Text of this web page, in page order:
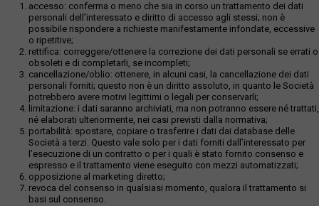
accesso: conferma o meno che sia in corso un trattamento dei dati
personali dell’interessato e diritto di accesso agli stessi; non è
possibile rispondere a richieste manifestamente infondate, eccessive
o ripetitive;
rettifica: correggere/ottenere la correzione dei dati personali se errati o
obsoleti e di completarli, se incompleti;
cancellazione/oblio: ottenere, in alcuni casi, la cancellazione dei dati
personali forniti; questo non è un diritto assoluto, in quanto le Società
potrebbero avere motivi legittimi o legali per conservarli;
limitazione: i dati saranno archiviati, ma non potranno essere né trattati,
né elaborati ulteriormente, nei casi previsti dalla normativa;
portabilità: spostare, copiare o trasferire i dati dai database delle
Società a terzi. Questo vale solo per i dati forniti dall’interessato per
l’esecuzione di un contratto o per i quali è stato fornito consenso e
espresso e il trattamento viene eseguito con mezzi automatizzati;
opposizione al marketing diretto;
revoca del consenso in qualsiasi momento, qualora il trattamento si
basi sul consenso.